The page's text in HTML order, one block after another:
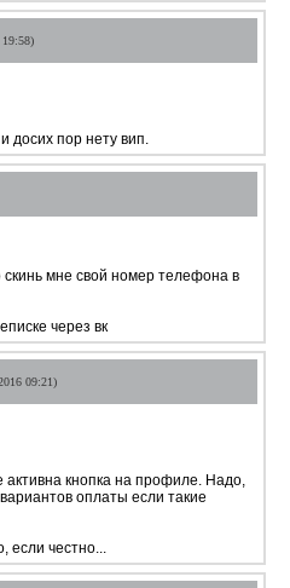
19:58)
досих пор нету вип.
скинь мне свой номер телефона в
через вк
09:21)
кнопка на профиле. Надо,
оплаты если такие
если честно...